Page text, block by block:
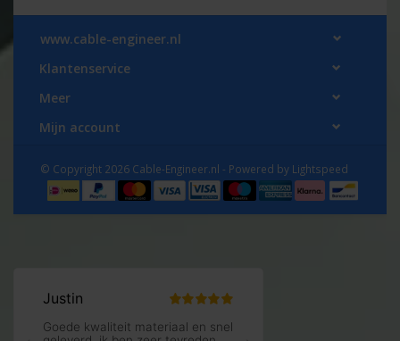
www.cable-engineer.nl
Klantenservice
Meer
Mijn account
© Copyright 2026 Cable-Engineer.nl - Powered by Lightspeed